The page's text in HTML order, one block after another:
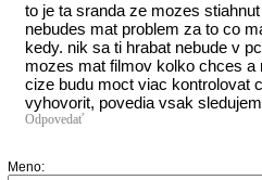
to je ta sranda ze mozes
nebudes mat problem za to co
kedy. nik sa ti hrabat nebude v
mozes mat filmov kolko chces a
cize budu moct viac kontrolovat
vyhovorit, povedia vsak
Odpovedať
Meno: